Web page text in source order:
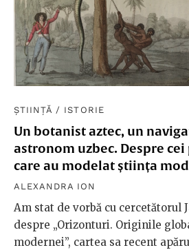
ȘTIINȚĂ / ISTORIE
Un botanist aztec, un
astronom uzbec. Despre
care au modelat știința
ALEXANDRA ION
Am stat de vorbă cu cercetătorul
despre „Orizonturi. Originile
modernei”, cartea sa recent